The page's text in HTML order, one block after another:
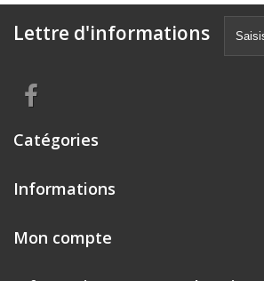
Lettre d'informations
Catégories
Informations
Mon compte